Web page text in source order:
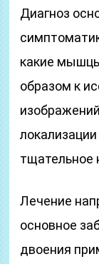
Диагноз
какие
образом к
тщательное
Лечение
основное
двоения